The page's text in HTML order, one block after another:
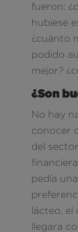
fueron:
hubiese
¿cuánto
podido
mejor?
¿Son
No hay
conocer
del
pedía una
lácteo, el
llegara